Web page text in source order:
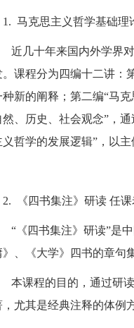
马克思主义哲学基础理
近几十年来国内外学界
。课程分为四编十二讲：
种新的阐释；第二编“马
然、历史、社会观念”，
义哲学的发展逻辑”，以
《四书集注》研读 任
“《四书集注》研读”是
》、《大学》四书的章句
本课程的目的，通过研
，尤其是经典注释的体例